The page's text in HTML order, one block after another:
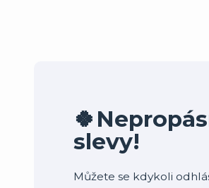
slevy!
Můžete se kdykoli